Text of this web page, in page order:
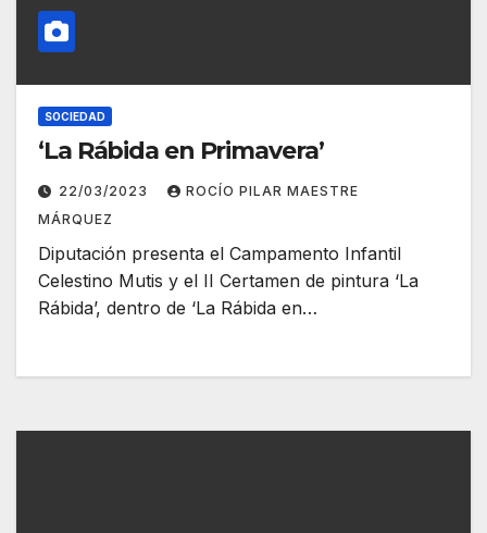
SOCIEDAD
‘La Rábida en Primavera’
22/03/2023
ROCÍO PILAR MAESTRE
MÁRQUEZ
Diputación presenta el Campamento Infantil
Celestino Mutis y el II Certamen de pintura ‘La
Rábida’, dentro de ‘La Rábida en…